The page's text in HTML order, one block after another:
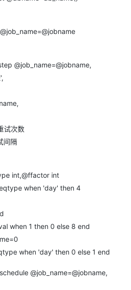
@job_name=@jobname,
试次数
间隔
int,@ffactor int
when 'day' then 4
when 1 then 0 else 8 end
when 'day' then 0 else 1 end
@job_name=@jobname,